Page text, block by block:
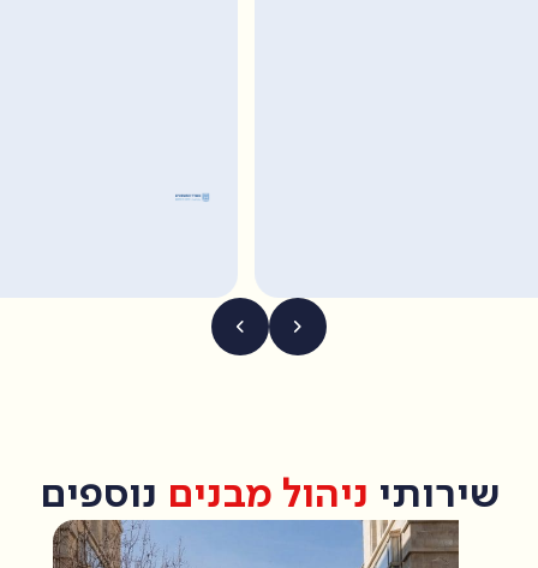
שירותי ניהול מבנים נוספים